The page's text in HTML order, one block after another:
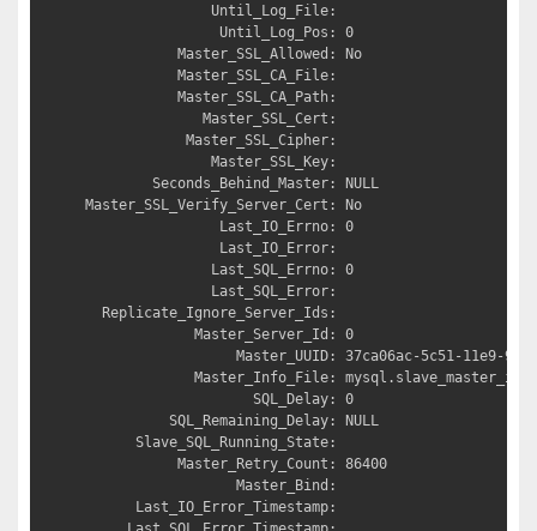
Until_Log_File:
Until_Log_Pos: 0
Master_SSL_Allowed: No
Master_SSL_CA_File:
Master_SSL_CA_Path:
Master_SSL_Cert:
Master_SSL_Cipher:
Master_SSL_Key:
Seconds_Behind_Master: NULL
Master_SSL_Verify_Server_Cert: No
Last_IO_Errno: 0
Last_IO_Error:
Last_SQL_Errno: 0
Last_SQL_Error:
Replicate_Ignore_Server_Ids:
Master_Server_Id: 0
Master_UUID: 37ca06ac-5c51-11e9-9d3b-
Master_Info_File: mysql.slave_master_info
SQL_Delay: 0
SQL_Remaining_Delay: NULL
Slave_SQL_Running_State:
Master_Retry_Count: 86400
Master_Bind:
Last_IO_Error_Timestamp: